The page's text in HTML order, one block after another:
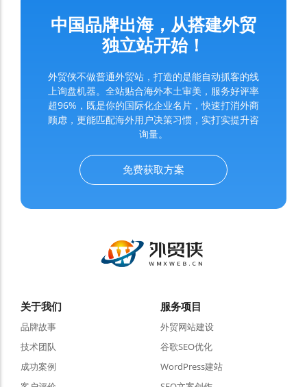
中国品牌出海，从搭建外贸
独立站开始！
外贸侠不做普通外贸站，打造的是能自动抓客的线
上询盘机器。全站贴合海外本土审美，服务好评率
超96%，既是你的国际化企业名片，快速打消外商
顾虑，更能匹配海外用户决策习惯，实打实提升咨
询量。
免费获取方案
关于我们
品牌故事
技术团队
成功案例
服务项目
外贸网站建设
谷歌SEO优化
WordPress建站